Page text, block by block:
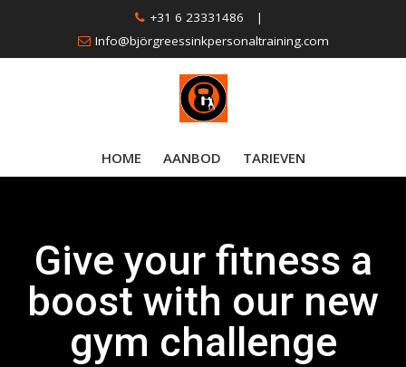
content
+31 6 23331486
|
Info@björgreessinkpersonaltraining.com
HOME AANBOD TARIEVEN
Give your fitness a
boost with our new
gym challenge